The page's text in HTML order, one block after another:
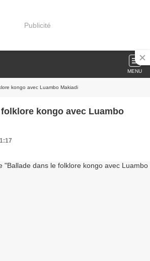
Publicité
MENU
kongo avec Luambo Makiadi
kongo avec Luambo